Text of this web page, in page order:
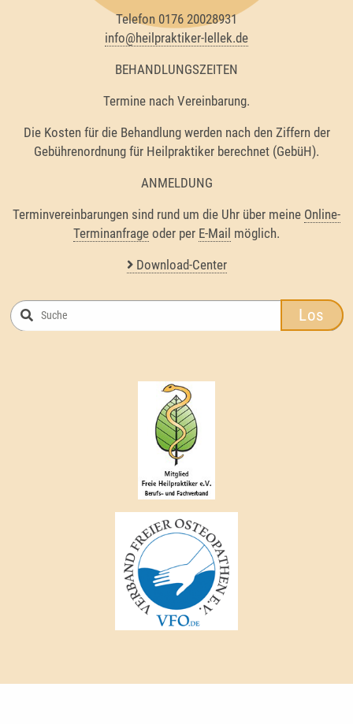
Telefon 0176 20028931
info@heilpraktiker-lellek.de
BEHANDLUNGSZEITEN
Termine nach Vereinbarung.
Die Kosten für die Behandlung werden nach den Ziffern der
Gebührenordnung für Heilpraktiker berechnet (GebüH).
ANMELDUNG
Terminvereinbarungen sind rund um die Uhr über meine Online-
Terminanfrage oder per E-Mail möglich.
Download-Center
Los